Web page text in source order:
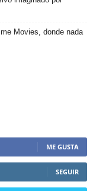
Movies, donde nada
ME GUSTA
SEGUIR